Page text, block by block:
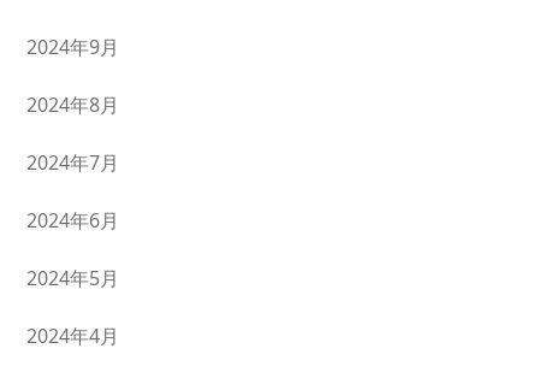
2024年9月
2024年8月
2024年7月
2024年6月
2024年5月
2024年4月